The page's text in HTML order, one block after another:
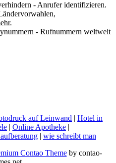
- Anrufer identifizieren.
- Rufnummern weltweit
auf Leinwand | Hotel in
| Online Apotheke |
| wie schreibt man
Contao Themeby contao-